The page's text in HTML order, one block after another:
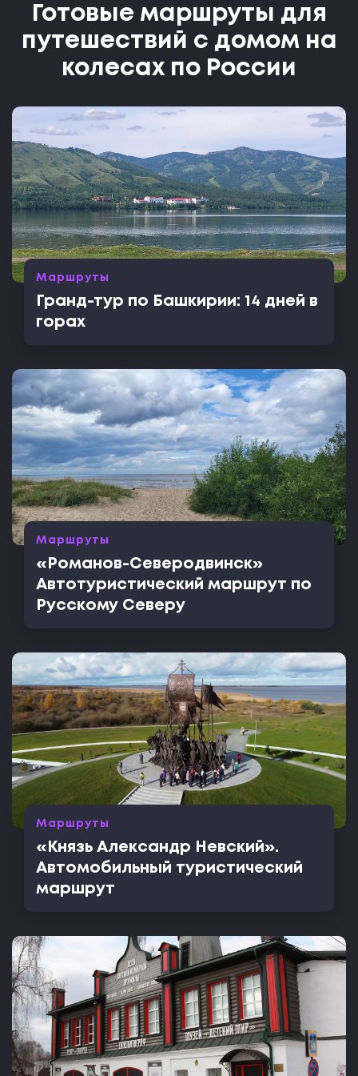
Готовые маршруты для
путешествий с домом на
колесах по России
Маршруты
Гранд-тур по Башкирии: 14 дней в
горах
Маршруты
«Романов-Северодвинск»
Автотуристический маршрут по
Русскому Северу
Маршруты
«Князь Александр Невский».
Автомобильный туристический
маршрут